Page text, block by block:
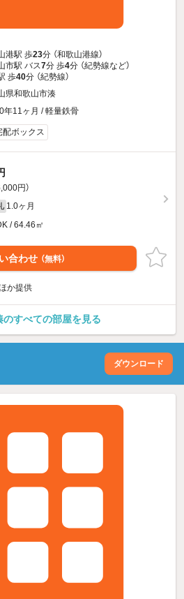
港駅 歩23分 （和歌山港線）
市駅 バス7分 歩4分 （紀勢線など）
歩40分 （紀勢線）
県和歌山市湊
年11ヶ月 / 軽量鉄骨
配ボックス
円）
1.0ヶ月
/ 64.46㎡
合わせ （無料）
か提供
のすべての部屋を見る
ダウンロード